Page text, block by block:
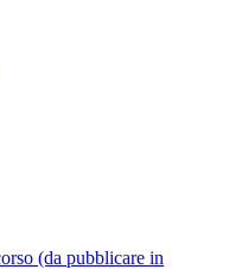
(da pubblicare in